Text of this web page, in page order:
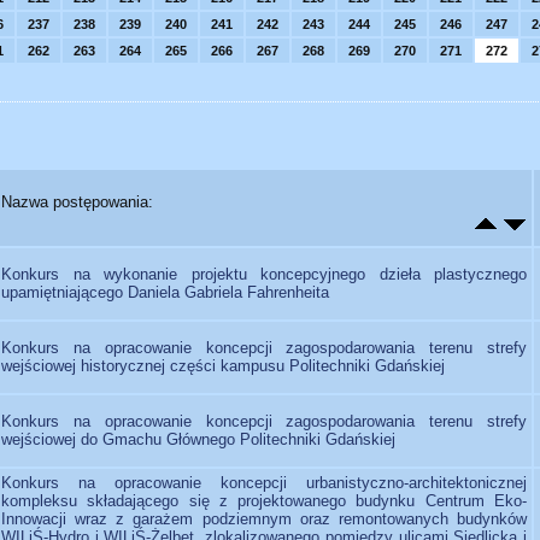
237 238 239 240 241 242 243 244 245 246 247
262 263 264 265 266 267 268 269 270 271 272
Nazwa postępowania:
Konkurs na wykonanie projektu koncepcyjnego dzieła plastycznego
upamiętniającego Daniela Gabriela Fahrenheita
Konkurs na opracowanie koncepcji zagospodarowania terenu strefy
wejściowej historycznej części kampusu Politechniki Gdańskiej
Konkurs na opracowanie koncepcji zagospodarowania terenu strefy
wejściowej do Gmachu Głównego Politechniki Gdańskiej
Konkurs na opracowanie koncepcji urbanistyczno-architektonicznej
kompleksu składającego się z projektowanego budynku Centrum Eko-
Innowacji wraz z garażem podziemnym oraz remontowanych budynków